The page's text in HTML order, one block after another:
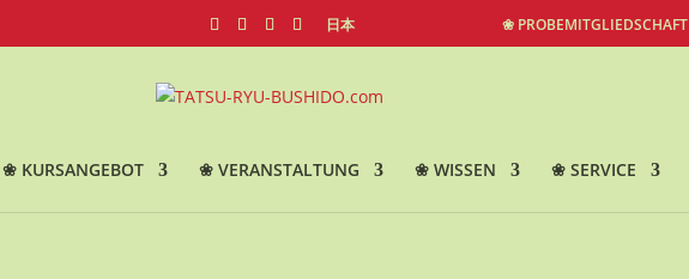
日本 ❀ PROBEMITGLIEDSCHAFT
❀ KURSANGEBOT ❀ VERANSTALTUNG ❀ WISSEN ❀ SERVICE